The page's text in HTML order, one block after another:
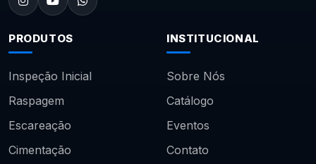
PRODUTOS
Inspeção Inicial
Raspagem
Escareação
Cimentação
INSTITUCIONAL
Sobre Nós
Catálogo
Eventos
Contato